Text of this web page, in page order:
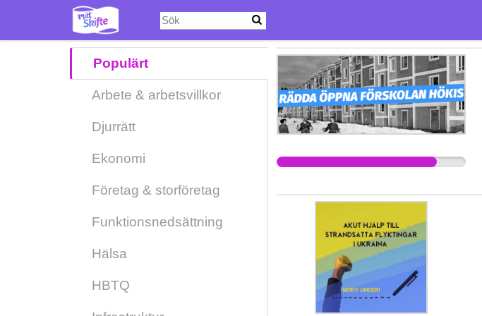
huvudinnehåll
Populärt
Arbete & arbetsvillkor
Djurrätt
Ekonomi
Företag & storföretag
Funktionsnedsättning
Hälsa
HBTQ